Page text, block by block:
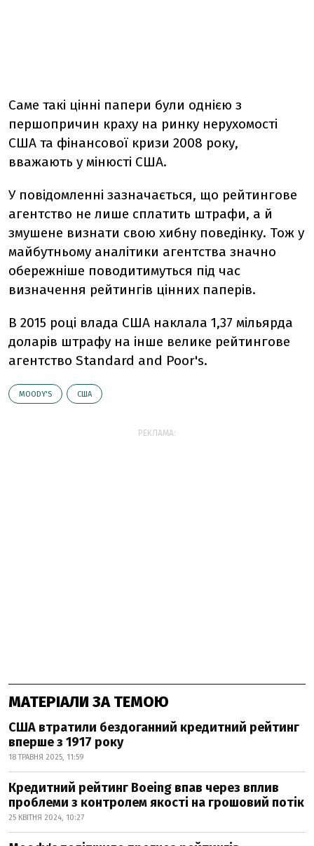
Саме такі цінні папери були однією з
першопричин краху на ринку нерухомості
США та фінансової кризи 2008 року,
вважають у мінюсті США.
У повідомленні зазначається, що рейтингове
агентство не лише сплатить штрафи, а й
змушене визнати свою хибну поведінку. Тож у
майбутньому аналітики агентства значно
обережніше поводитимуться під час
визначення рейтингів цінних паперів.
В 2015 році влада США наклала 1,37 мільярда
доларів штрафу на інше велике рейтингове
агентство Standard and Poor's.
MOODY'S США
РЕКЛАМА:
МАТЕРІАЛИ ЗА ТЕМОЮ
США втратили бездоганний кредитний рейтинг
вперше з 1917 року
18 ТРАВНЯ 2025, 11:59
Кредитний рейтинг Boeing впав через вплив
проблеми з контролем якості на грошовий потік
25 КВІТНЯ 2024, 10:27